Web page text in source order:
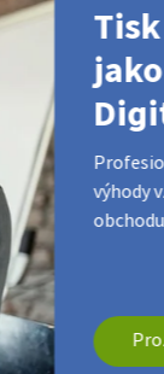
výhody